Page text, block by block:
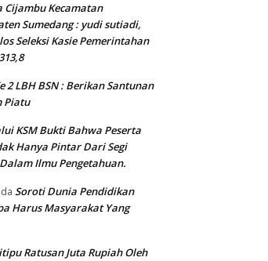
Cijambu Kecamatan
Sumedang : yudi sutiadi,
Seleksi Kasie Pemerintahan
2 LBH BSN : Berikan Santunan
Piatu
KSM Bukti Bahwa Peserta
Hanya Pintar Dari Segi
Ilmu Pengetahuan.
Soroti Dunia Pendidikan
Harus Masyarakat Yang
Ratusan Juta Rupiah Oleh